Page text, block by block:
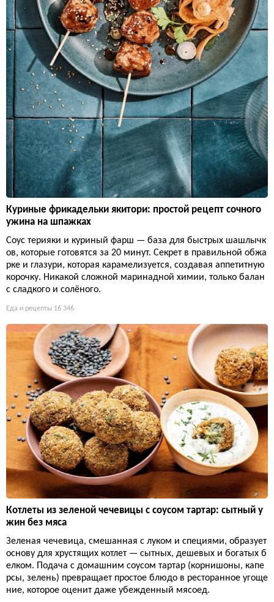
Куриные фрикадельки якитори: простой рецепт сочного
ужина на шпажках
Соус терияки и куриный фарш — база для быстрых шашлычк
ов, которые готовятся за 20 минут. Секрет в правильной обжа
рке и глазури, которая карамелизуется, создавая аппетитную
корочку. Никакой сложной маринадной химии, только балан
с сладкого и солёного.
Еда и рецепты 16 346
Котлеты из зеленой чечевицы с соусом тартар: сытный у
жин без мяса
Зеленая чечевица, смешанная с луком и специями, образует
основу для хрустящих котлет — сытных, дешевых и богатых б
елком. Подача с домашним соусом тартар (корнишоны, капе
рсы, зелень) превращает простое блюдо в ресторанное угоще
ние, которое оценит даже убежденный мясоед.